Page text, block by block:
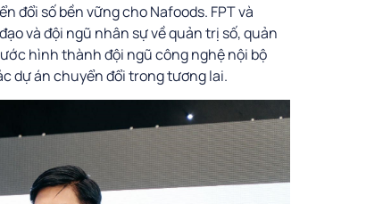
đổi số bền vững cho Nafoods. FPT và
và đội ngũ nhân sự về quản trị số, quản
hình thành đội ngũ công nghệ nội bộ
dự án chuyển đổi trong tương lai.